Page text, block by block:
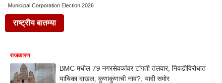
Municipal Corporation Election 2026
राष्ट्रीय बातम्या
राजकारण
BMC मधील 79 नगरसेवकांवर टांगती तलवार, निवडीविरोधात
याचिका दाखल, कुणाकुणाची नावं?, यादी समोर